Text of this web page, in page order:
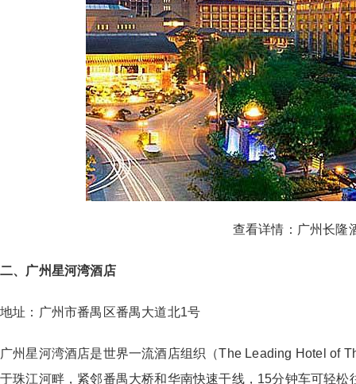
查看详情： 广州长隆
二、广州星河湾酒店
地址：广州市番禺区番禺大道北1号
广州星河湾酒店是世界一流酒店组织（The Leading Hotel of
于珠江河畔，紧邻番禺大桥和华南快速干线，15分钟车可轻